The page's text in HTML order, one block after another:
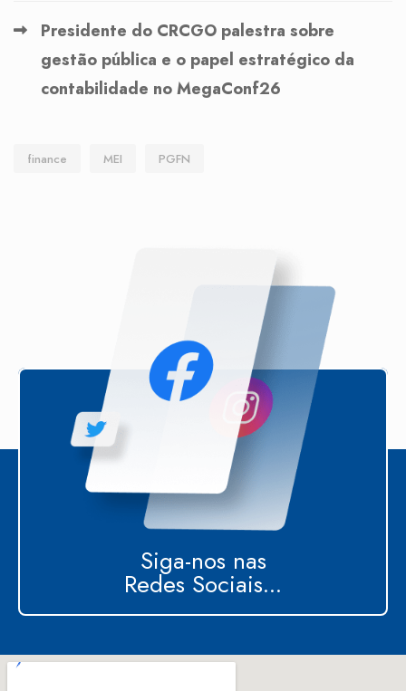
Presidente do CRCGO palestra sobre
gestão pública e o papel estratégico da
contabilidade no MegaConf26
finance MEI PGFN
Siga-nos nas
Redes Sociais...